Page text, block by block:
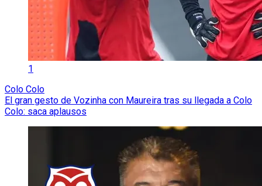
1
Colo Colo
El gran gesto de Vozinha con Maureira tras su llegada a Colo
Colo: saca aplausos